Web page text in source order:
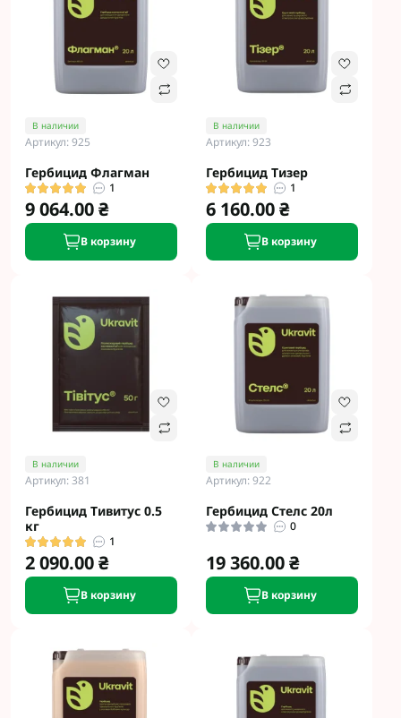
В наличии
Артикул: 925
Гербицид Флагман
1
9 064.00 ₴
В корзину
В наличии
Артикул: 923
Гербицид Тизер
1
6 160.00 ₴
В корзину
В наличии
Артикул: 381
Гербицид Тивитус 0.5
кг
1
2 090.00 ₴
В корзину
В наличии
Артикул: 922
Гербицид Стелс 20л
0
19 360.00 ₴
В корзину